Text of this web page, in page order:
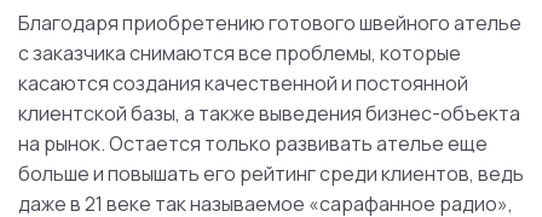
Благодаря приобретению готового швейного ателье
с заказчика снимаются все проблемы, которые
касаются создания качественной и постоянной
клиентской базы, а также выведения бизнес-объекта
на рынок. Остается только развивать ателье еще
больше и повышать его рейтинг среди клиентов, ведь
даже в 21 веке так называемое «сарафанное радио»,